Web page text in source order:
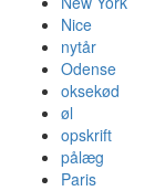
Nice
nytår
Odense
oksekød
øl
opskrift
pålæg
Paris